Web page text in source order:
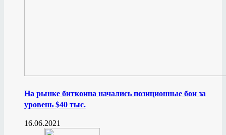
На рынке биткоина начались позиционные бои за
уровень $40 тыс.
16.06.2021